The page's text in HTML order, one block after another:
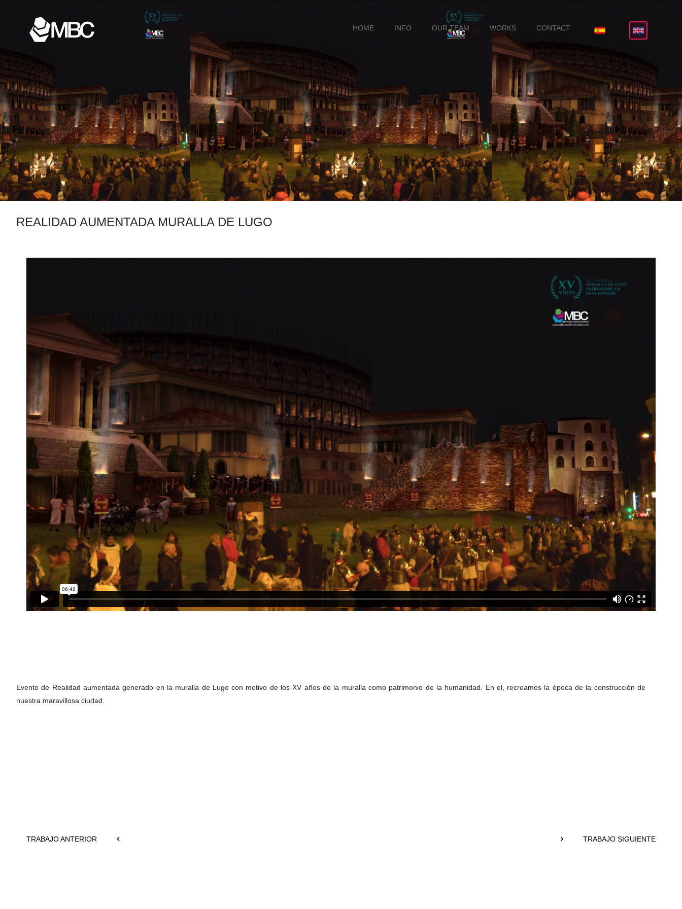
HOME INFO OUR TEAM WORKS CONTACT
REALIDAD AUMENTADA MURALLA DE LUGO
Evento de Realidad aumentada generado en la muralla de Lugo con motivo de los XV años de la muralla como patrimonio de la humanidad. En el, recreamos la época de la construcción de
nuestra maravillosa ciudad.
TRABAJO ANTERIOR TRABAJO SIGUIENTE